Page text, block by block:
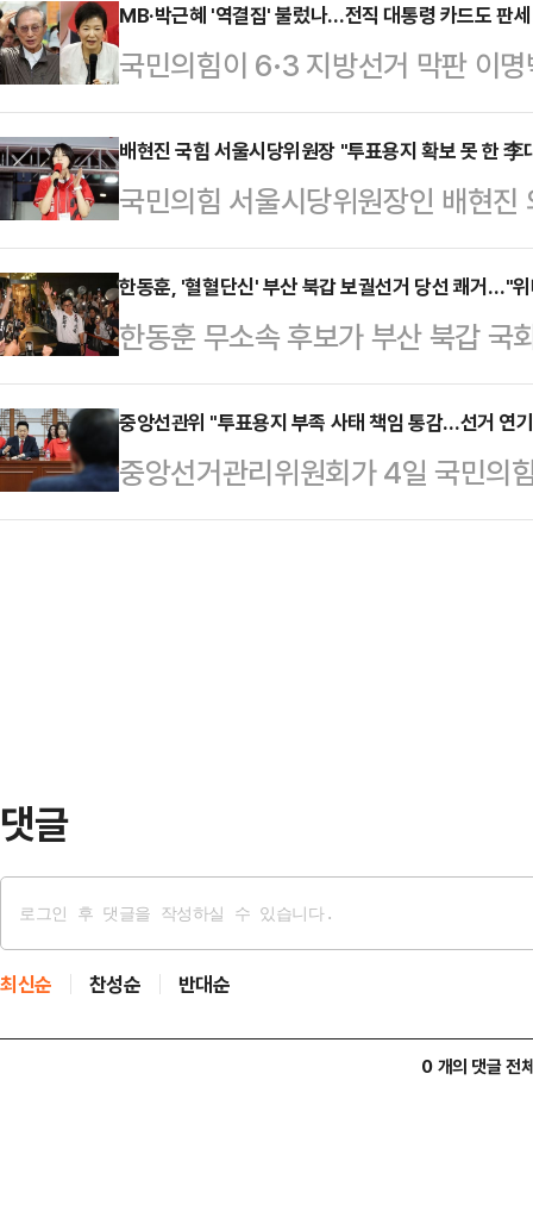
고 있다. 이번 승리가 이재명 정부
국민의힘 지도부를 향한 보수층 내
분석이 나온다.한동훈 당선인은 4
상황에서 42.99%를 득표해 하정
후보를 따돌리고 당선을 확정지었
15.76%를 얻었…
MB·박근혜 '역결집' 불렀나…전직 대통령 카드도 판
국민의힘이 6·3 지방선거 막판 이
었지만, 판세 반전으로 이어지지는
워 막판 표심 자극을 시도했으나,
이었다.4일 오전 4시 기준 지방선
은 13곳에서 자당 후보가 당선을
전통적 강세 지역인 대구·경북·경
의 등판은 국민의힘에 적지 않은 부
치러진 선거에서 …
배현진 국힘 서울시당위원장 "투표용지 확보 못 한 李
국민의힘 서울시당위원장인 배현
지 부족 사태와 관련해 "선거 개입
대해서 대통령으로서 사죄하고, 중
문책해야 한다"고 밝혔다.배현진
고 "중앙선관위는 이 사건 대해 갑
는, 마치 아무 일도 아닌 듯한 입장
서울 국민의힘 시당위원장으로서
선관위 선거 관리 부족 등…
한동훈, '혈혈단신' 부산 북갑 보궐선거 당선 쾌거…"
한동훈 무소속 후보가 부산 북갑 국
관리위원회 선거통계시스템에 따
3만4920표(42.99%)를 획득해 3
불어민주당 후보와 1만2802표
부산 북갑 국회의원으로 당선됐다.
중앙선관위 "투표용지 부족 사태 책임 통감…선거 연
중앙선거관리위원회가 4일 국민의
련 재선거 요구에 대해 "공직선거법
댓글
최신순 찬성순 반대순
0 개의 댓글 전